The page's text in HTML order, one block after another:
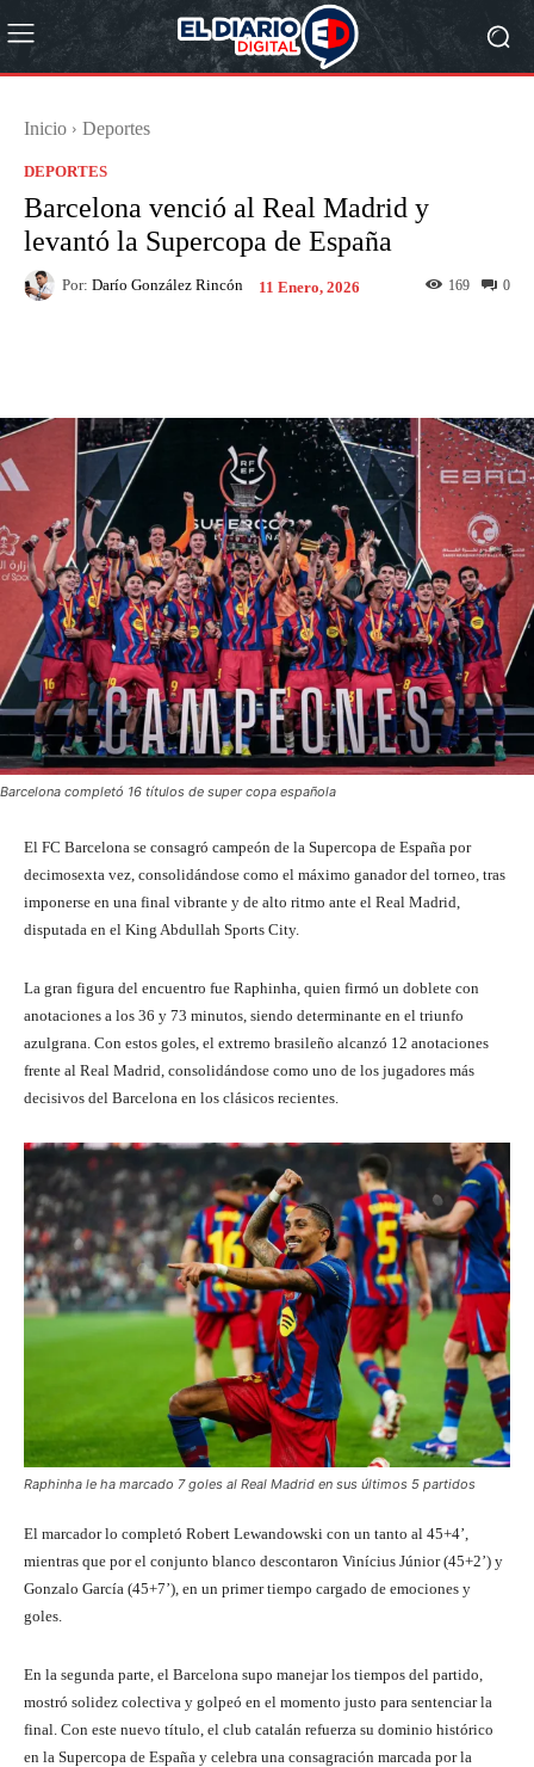
Inicio Deportes
DEPORTES
Barcelona venció al Real Madrid y
levantó la Supercopa de España
Por: Darío González Rincón 11 Enero, 2026 0
169
Barcelona completó 16 títulos de super copa española
El FC Barcelona se consagró campeón de la Supercopa de España por
decimosexta vez, consolidándose como el máximo ganador del torneo, tras
imponerse en una final vibrante y de alto ritmo ante el Real Madrid,
disputada en el King Abdullah Sports City.
La gran figura del encuentro fue Raphinha, quien firmó un doblete con
anotaciones a los 36 y 73 minutos, siendo determinante en el triunfo
azulgrana. Con estos goles, el extremo brasileño alcanzó 12 anotaciones
frente al Real Madrid, consolidándose como uno de los jugadores más
decisivos del Barcelona en los clásicos recientes.
Raphinha le ha marcado 7 goles al Real Madrid en sus últimos 5 partidos
El marcador lo completó Robert Lewandowski con un tanto al 45+4’,
mientras que por el conjunto blanco descontaron Vinícius Júnior (45+2’) y
Gonzalo García (45+7’), en un primer tiempo cargado de emociones y
goles.
En la segunda parte, el Barcelona supo manejar los tiempos del partido,
mostró solidez colectiva y golpeó en el momento justo para sentenciar la
final. Con este nuevo título, el club catalán refuerza su dominio histórico
en la Supercopa de España y celebra una consagración marcada por la